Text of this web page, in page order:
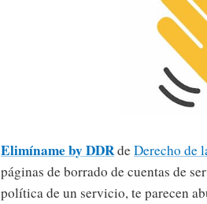
Elimíname by DDRdeDerecho de
páginas de borrado de cuentas de
política de un servicio, te parecen